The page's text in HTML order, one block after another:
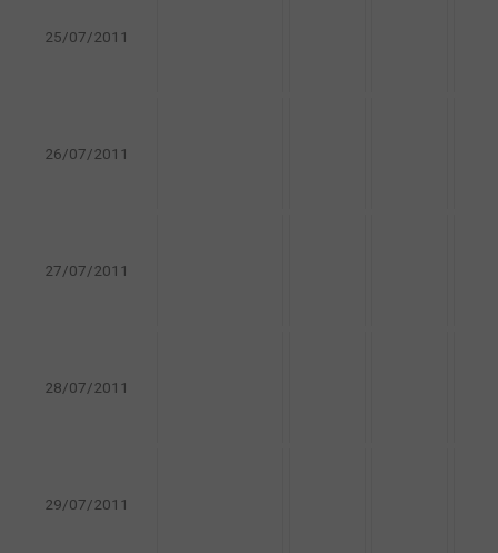
25/07/2011
26/07/2011
27/07/2011
28/07/2011
29/07/2011